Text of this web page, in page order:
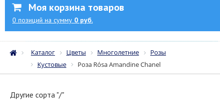
Моя корзина товаров
0 позиций на сумму 0 руб.
Каталог Цветы Многолетние
Розы
Кустовые
Роза Rósa Amandine Chanel
Другие сорта "/"